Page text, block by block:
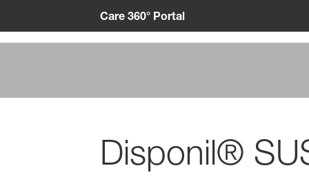
Care 360° Portal
Disponil®